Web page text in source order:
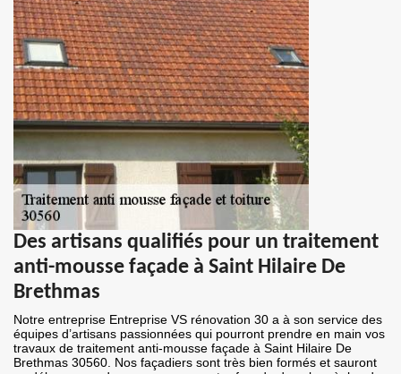
Des artisans qualifiés pour un traitement
anti-mousse façade à Saint Hilaire De
Brethmas
Notre entreprise Entreprise VS rénovation 30 a à son service des
équipes d’artisans passionnées qui pourront prendre en main vos
travaux de traitement anti-mousse façade à Saint Hilaire De
Brethmas 30560. Nos façadiers sont très bien formés et sauront